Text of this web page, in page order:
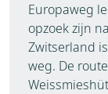
Europaweg
opzoek zijn
Zwitserland
weg. De